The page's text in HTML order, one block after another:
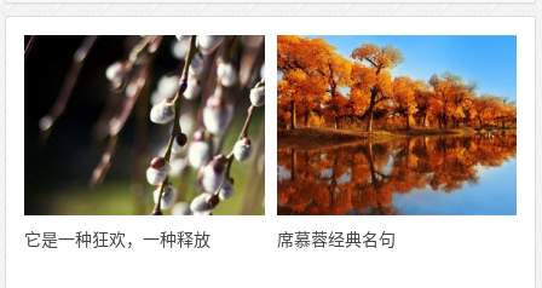
它是一种狂欢，一种释放 席慕蓉经典名句